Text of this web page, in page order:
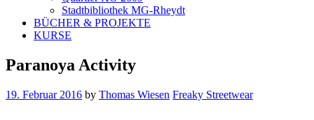
Stadtbibliothek MG-Rheydt
BÜCHER & PROJEKTE
KURSE
Paranoya Activity
19. Februar 2016 by Thomas Wiesen Freaky Streetwear